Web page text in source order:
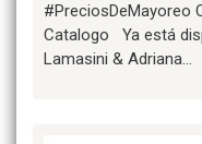
#PreciosDeMayoreo
Catalogo Ya está
Lamasini & Adriana…